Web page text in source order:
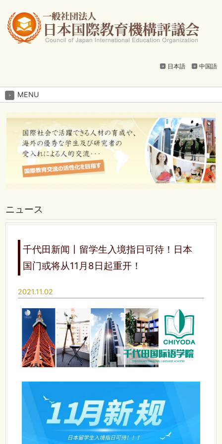
日本語 中国語
MENU
ニュース
千代田新闻丨留学生入境指日可待！日本
国门或将从11月8日起重开！
2021.11.02